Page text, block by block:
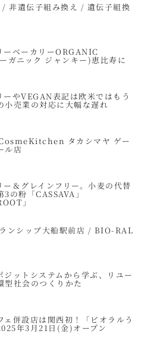
非遺伝子組み換え / 遺伝子組換
ーベーカリーORGANIC
ガニック ジャンキー)恵比寿に
ーやVEGAN表記は欧米ではもう
小売業の対応に大幅な遅れ
タカシマヤ ゲー
ル店
ー＆グレインフリー。小麦の代替
3の粉「CASSAVA」
」
ンシップ大船駅前店 / BIO-RAL
ジットシステムから学ぶ、リユー
型社会のつくりかた
ェ併設店は関西初！「ビオラルう
年3月21日(金)オープン